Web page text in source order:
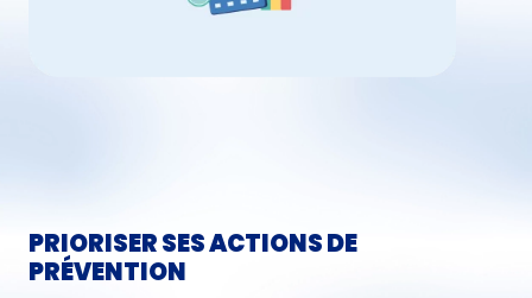
PRIORISER SES ACTIONS DE
PRÉVENTION